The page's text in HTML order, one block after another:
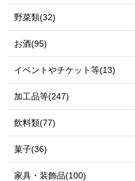
野菜類(32)
お酒(95)
イベントやチケット等(13)
加工品等(247)
飲料類(77)
菓子(36)
家具・装飾品(100)